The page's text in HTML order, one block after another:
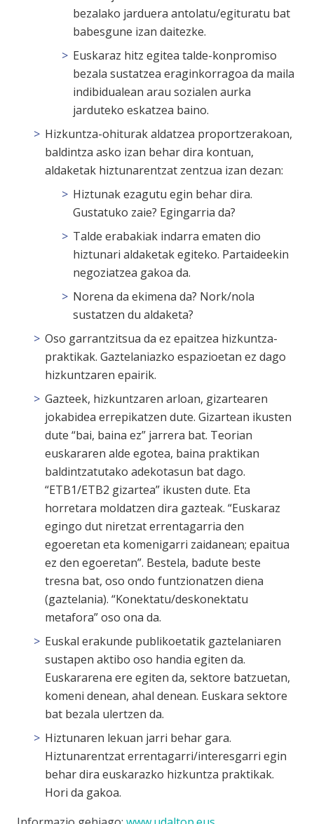
bezalako jarduera antolatu/egituratu bat
babesgune izan daitezke.
Euskaraz hitz egitea talde-konpromiso
bezala sustatzea eraginkorragoa da maila
indibidualean arau sozialen aurka
jarduteko eskatzea baino.
Hizkuntza-ohiturak aldatzea proportzerakoan,
baldintza asko izan behar dira kontuan,
aldaketak hiztunarentzat zentzua izan dezan:
Hiztunak ezagutu egin behar dira.
Gustatuko zaie? Egingarria da?
Talde erabakiak indarra ematen dio
hiztunari aldaketak egiteko. Partaideekin
negoziatzea gakoa da.
Norena da ekimena da? Nork/nola
sustatzen du aldaketa?
Oso garrantzitsua da ez epaitzea hizkuntza-
praktikak. Gaztelaniazko espazioetan ez dago
hizkuntzaren epairik.
Gazteek, hizkuntzaren arloan, gizartearen
jokabidea errepikatzen dute. Gizartean ikusten
dute “bai, baina ez” jarrera bat. Teorian
euskararen alde egotea, baina praktikan
baldintzatutako adekotasun bat dago.
“ETB1/ETB2 gizartea” ikusten dute. Eta
horretara moldatzen dira gazteak. “Euskaraz
egingo dut niretzat errentagarria den
egoeretan eta komenigarri zaidanean; epaitua
ez den egoeretan”. Bestela, badute beste
tresna bat, oso ondo funtzionatzen diena
(gaztelania). “Konektatu/deskonektatu
metafora” oso ona da.
Euskal erakunde publikoetatik gaztelaniaren
sustapen aktibo oso handia egiten da.
Euskararena ere egiten da, sektore batzuetan,
komeni denean, ahal denean. Euskara sektore
bat bezala ulertzen da.
Hiztunaren lekuan jarri behar gara.
Hiztunarentzat errentagarri/interesgarri egin
behar dira euskarazko hizkuntza praktikak.
Hori da gakoa.